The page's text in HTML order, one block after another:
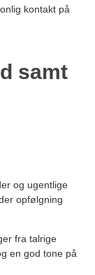
kontakt på
samt
og ugentlige
opfølgning
fra talrige
en god tone på